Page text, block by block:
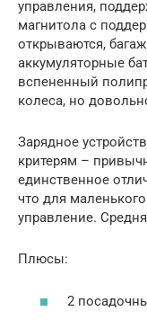
управления,
магнитола с
открываются,
аккумуляторные
вспененный
колеса, но
Зарядное
критерям –
единственное
что для
управление.
Плюсы:
2